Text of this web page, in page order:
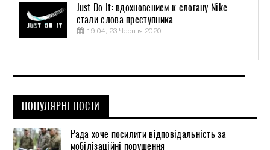
Just Do It: вдохновением к слогану Nike
стали слова преступника
19:04, 23 Червня 2020
ПОПУЛЯРНІ ПОСТИ
Рада хоче посилити відповідальність за
мобілізаційні порушення